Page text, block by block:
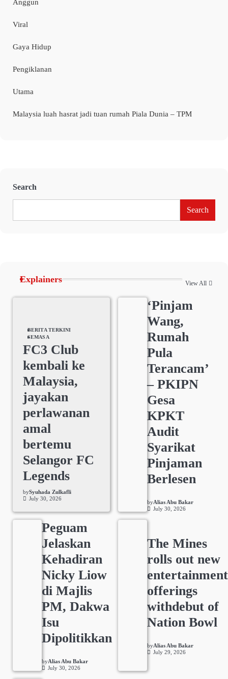
Anggun
Viral
Gaya Hidup
Pengiklanan
Utama
Malaysia luah hasrat jadi tuan rumah Piala Dunia – TPM
Search
Search
Explainers View All
BERITA TERKINI
SEMASA
FC3 Club
kembali ke
Malaysia,
jayakan
perlawanan
amal
bertemu
Selangor FC
Legends
bySyuhada Zulkafli
July 30, 2026
‘Pinjam
Wang,
Rumah
Pula
Terancam’
– PKIPN
Gesa
KPKT
Audit
Syarikat
Pinjaman
Berlesen
byAlias Abu Bakar
July 30, 2026
Peguam
Jelaskan
Kehadiran
Nicky Liow
di Majlis
PM, Dakwa
Isu
Dipolitikkan
byAlias Abu Bakar
July 30, 2026
The Mines
rolls out new
entertainment
offerings
withdebut of
Nation Bowl
byAlias Abu Bakar
July 29, 2026